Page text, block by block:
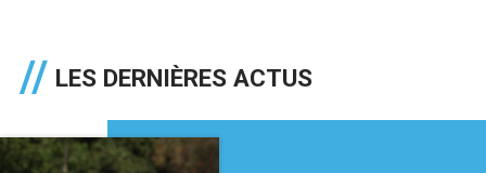
LES DERNIÈRES ACTUS